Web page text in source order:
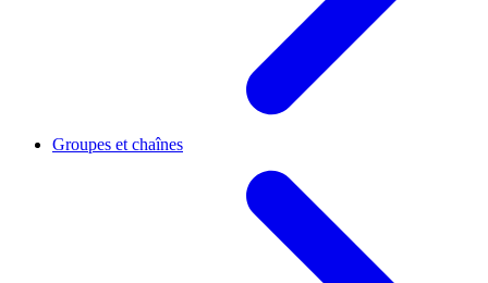
Groupes et chaînes